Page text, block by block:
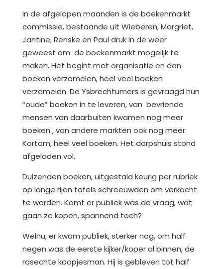
In de afgelopen maanden is de boekenmarkt
commissie, bestaande uit Wieberen, Margriet,
Jantine, Renske en Paul druk in de weer
geweest om de boekenmarkt mogelijk te
maken. Het begint met organisatie en dan
boeken verzamelen, heel veel boeken
verzamelen. De Ysbrechtumers is gevraagd hun
“oude” boeken in te leveren, van bevriende
mensen van daarbuiten kwamen nog meer
boeken , van andere markten ook nog meer.
Kortom, heel veel boeken. Het dorpshuis stond
afgeladen vol.
Duizenden boeken, uitgestald keurig per rubriek
op lange rijen tafels schreeuwden om verkocht
te worden. Komt er publiek was de vraag, wat
gaan ze kopen, spannend toch?
Welnu, er kwam publiek, sterker nog, om half
negen was de eerste kijker/koper al binnen, de
rasechte koopjesman. Hij is gebleven tot half